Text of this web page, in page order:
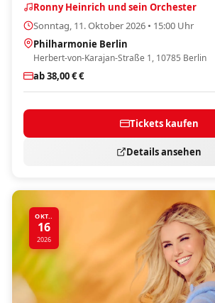
Ronny Heinrich und sein Orchester
Sonntag, 11. Oktober 2026 • 15:00 Uhr
Philharmonie Berlin
Herbert-von-Karajan-Straße 1, 10785 Berlin
ab 38,00 € €
Tickets kaufen
Details ansehen
OKT..
16
2026